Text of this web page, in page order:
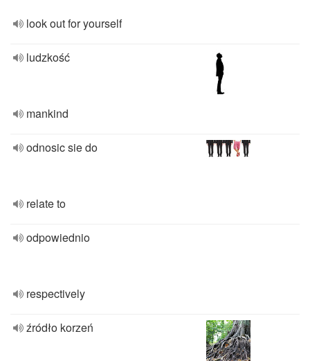
look out for yourself
ludzkość
mankind
odnosic sie do
relate to
odpowiednio
respectively
źródło korzeń